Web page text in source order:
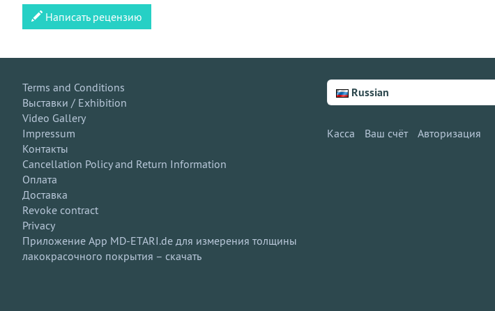
Написать рецензию
Terms and Conditions
Выставки / Exhibition
Video Gallery
Impressum
Контакты
Cancellation Policy and Return Information
Оплата
Доставка
Revoke contract
Privacy
Приложение App MD-ETARI.de для измерения толщины
лакокрасочного покрытия – скачать
Russian
Касса Ваш счёт Авторизация